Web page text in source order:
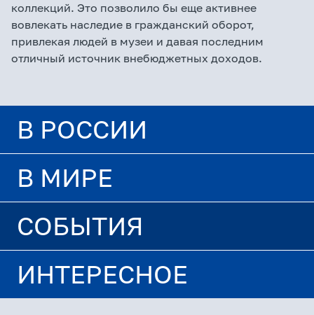
коллекций. Это позволило бы еще активнее
вовлекать наследие в гражданский оборот,
привлекая людей в музеи и давая последним
отличный источник внебюджетных доходов.
В РОССИИ
В МИРЕ
СОБЫТИЯ
ИНТЕРЕСНОЕ